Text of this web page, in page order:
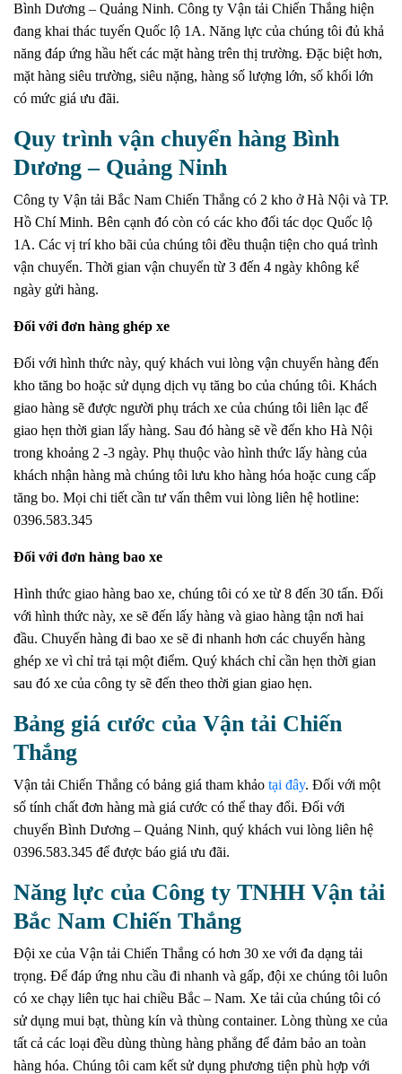
Bình Dương – Quảng Ninh. Công ty Vận tải Chiến Thắng hiện
đang khai thác tuyến Quốc lộ 1A. Năng lực của chúng tôi đủ khả
năng đáp ứng hầu hết các mặt hàng trên thị trường. Đặc biệt hơn,
mặt hàng siêu trường, siêu nặng, hàng số lượng lớn, số khối lớn
có mức giá ưu đãi.
Quy trình vận chuyển hàng Bình
Dương – Quảng Ninh
Công ty Vận tải Bắc Nam Chiến Thắng có 2 kho ở Hà Nội và TP.
Hồ Chí Minh. Bên cạnh đó còn có các kho đối tác dọc Quốc lộ
1A. Các vị trí kho bãi của chúng tôi đều thuận tiện cho quá trình
vận chuyển. Thời gian vận chuyển từ 3 đến 4 ngày không kể
ngày gửi hàng.
Đối với đơn hàng ghép xe
Đối với hình thức này, quý khách vui lòng vận chuyển hàng đến
kho tăng bo hoặc sử dụng dịch vụ tăng bo của chúng tôi. Khách
giao hàng sẽ được người phụ trách xe của chúng tôi liên lạc để
giao hẹn thời gian lấy hàng. Sau đó hàng sẽ về đến kho Hà Nội
trong khoảng 2 -3 ngày. Phụ thuộc vào hình thức lấy hàng của
khách nhận hàng mà chúng tôi lưu kho hàng hóa hoặc cung cấp
tăng bo. Mọi chi tiết cần tư vấn thêm vui lòng liên hệ hotline:
0396.583.345
Đối với đơn hàng bao xe
Hình thức giao hàng bao xe, chúng tôi có xe từ 8 đến 30 tấn. Đối
với hình thức này, xe sẽ đến lấy hàng và giao hàng tận nơi hai
đầu. Chuyến hàng đi bao xe sẽ đi nhanh hơn các chuyến hàng
ghép xe vì chỉ trả tại một điểm. Quý khách chỉ cần hẹn thời gian
sau đó xe của công ty sẽ đến theo thời gian giao hẹn.
Bảng giá cước của Vận tải Chiến
Thắng
Vận tải Chiến Thắng có bảng giá tham khảo tại đây. Đối với một
số tính chất đơn hàng mà giá cước có thể thay đổi. Đối với
chuyến Bình Dương – Quảng Ninh, quý khách vui lòng liên hệ
0396.583.345 để được báo giá ưu đãi.
Năng lực của Công ty TNHH Vận tải
Bắc Nam Chiến Thắng
Đội xe của Vận tải Chiến Thắng có hơn 30 xe với đa dạng tải
trọng. Để đáp ứng nhu cầu đi nhanh và gấp, đội xe chúng tôi luôn
có xe chạy liên tục hai chiều Bắc – Nam. Xe tải của chúng tôi có
sử dụng mui bạt, thùng kín và thùng container. Lòng thùng xe của
tất cả các loại đều dùng thùng hàng phẳng để đảm bảo an toàn
hàng hóa. Chúng tôi cam kết sử dụng phương tiện phù hợp với